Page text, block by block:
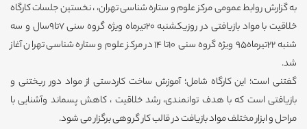
به گزارش روابط عمومی مرکز علوم و ستاره شناسی تهران، ، نخستین جلسات کارگاه
خلاقیت با مواد بازیافتی در روزیکشنبه 20تیرماه ویژه گروه سنی 7تا9سال و سه
شنبه 22تیرماه95 ویژه گروه سنی 10تا 14 در مرکز علوم و ستاره شناسی تهران آغاز
شد.
گفتنی است؛ این کارگاه شامل؛ آموزش ساخت کاردستی از مواد دور ریختنی و
بازیافتی است که با هدف توانمندی، رشد خلاقیت ، کاهش پسماند وآشنایی با
مراحل و ابزار مختلف مواد بازیافت در قالب کار گروهی برگزار می شود.